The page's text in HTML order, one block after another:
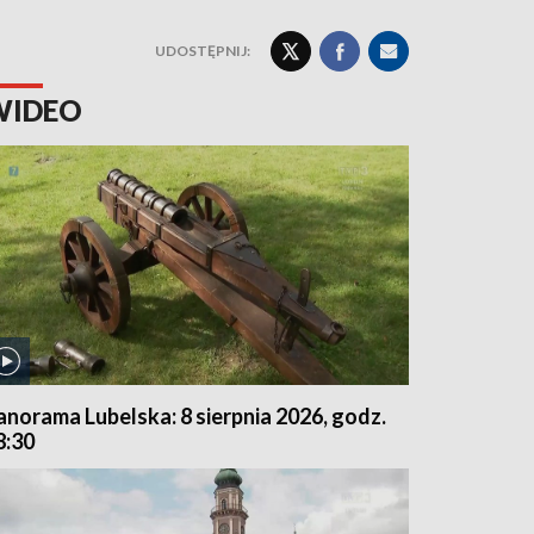
UDOSTĘPNIJ:
Lubelska: 8 sierpnia 2026, godz.